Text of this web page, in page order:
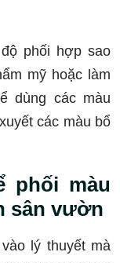
phối hợp sao
mỹ hoặc làm
dùng các màu
các màu bổ
phối màu
sân vườn
lý thuyết mà